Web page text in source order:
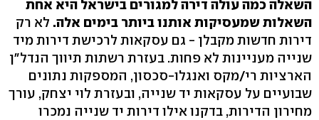
השאלה כמה עולה דירה למגורים בישראל היא אחת
השאלות שמעסיקות אותנו ביותר בימים אלה. לא רק
דירות חדשות מקבלן - גם עסקאות לרכישת דירות מיד
שנייה מעניינות לא פחות. בעזרת רשתות תיווך הנדל"ן
הארציות רי/מקס ואנגלו-סכסון, המספקות נתונים
שבועיים על עסקאות יד שנייה, ובעזרת לוי יצחק, עורך
מחירון הדירות, בדקנו אילו דירות יד שנייה נמכרו